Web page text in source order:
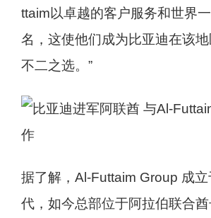
ttaim以卓越的客户服务和世界
名，这使他们成为比亚迪在该
不二之选。”
据了解，Al-Futtaim Group 成
代，如今总部位于阿拉伯联合